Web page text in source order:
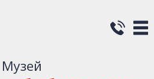
Музей